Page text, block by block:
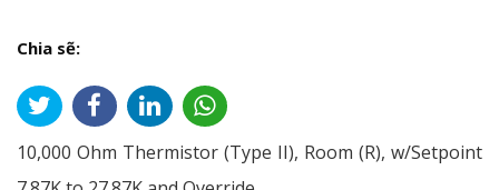
Chia sẽ:
10,000 Ohm Thermistor (Type II), Room (R), w/Setpoint